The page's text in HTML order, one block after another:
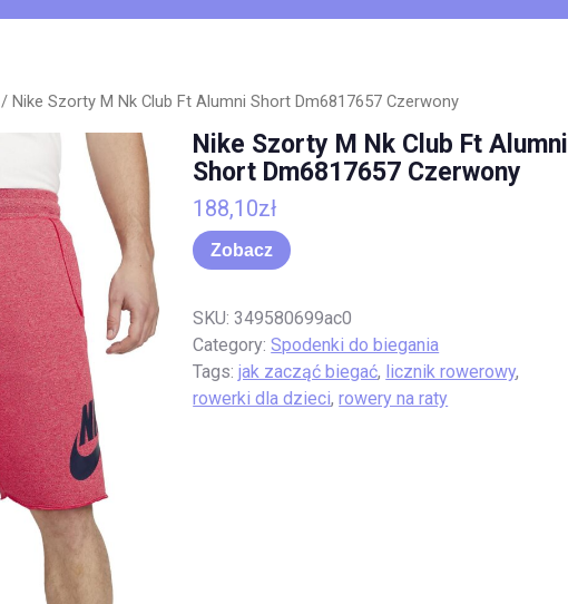
/ Nike Szorty M Nk Club Ft Alumni Short Dm6817657 Czerwony
Nike Szorty M Nk Club Ft Alumni
Short Dm6817657 Czerwony
188,10zł
Zobacz
SKU:349580699ac0
Category:Spodenki do biegania
Tags:jak zacząć biegać, licznik rowerowy,
rowerki dla dzieci,rowery na raty